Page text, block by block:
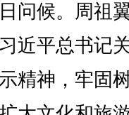
问候。周祖
近平总书记
精神，牢固